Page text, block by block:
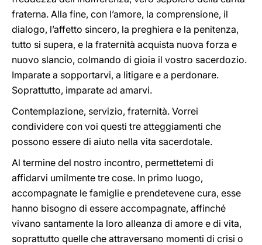
fraterna. Alla fine, con l’amore, la comprensione, il
dialogo, l’affetto sincero, la preghiera e la penitenza,
tutto si supera, e la fraternità acquista nuova forza e
nuovo slancio, colmando di gioia il vostro sacerdozio.
Imparate a sopportarvi, a litigare e a perdonare.
Soprattutto, imparate ad amarvi.
Contemplazione, servizio, fraternità. Vorrei
condividere con voi questi tre atteggiamenti che
possono essere di aiuto nella vita sacerdotale.
Al termine del nostro incontro, permettetemi di
affidarvi umilmente tre cose. In primo luogo,
accompagnate le famiglie e prendetevene cura, esse
hanno bisogno di essere accompagnate, affinché
vivano santamente la loro alleanza di amore e di vita,
soprattutto quelle che attraversano momenti di crisi o